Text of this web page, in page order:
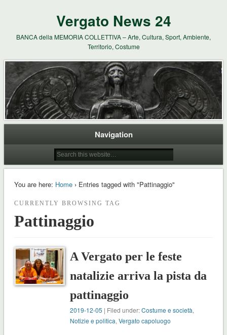
Vergato News 24
BANCA della MEMORIA COLLETTIVA – Arte, Cultura, Sport, Ambiente,
Territorio, Costume
Navigation
You are here: Home› Entries tagged with "Pattinaggio"
CURRENTLY BROWSING TAG
Pattinaggio
A Vergato per le feste
natalizie arriva la pista da
pattinaggio
2019-12-05 | Filed under:Costume e società,
Notizie e politica,Vergato capoluogo